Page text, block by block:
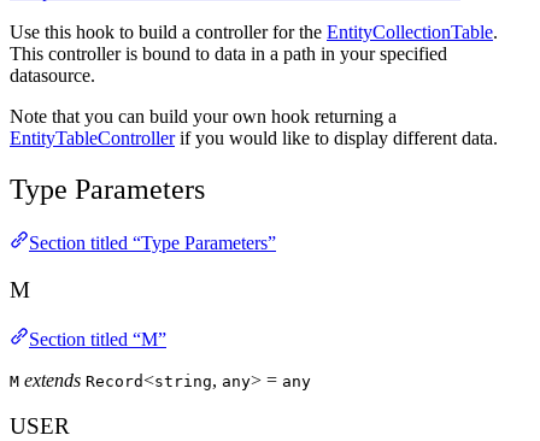
Use this hook to build a controller for the EntityCollectionTable.
This controller is bound to data in a path in your specified
datasource.
Note that you can build your own hook returning a
EntityTableControllerif you would like to display different data.
Type Parameters
Section titled “Type Parameters”
M
Section titled “M”
M extends Record<string, any> = any
USER